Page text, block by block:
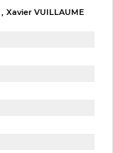
Xavier VUILLAUME